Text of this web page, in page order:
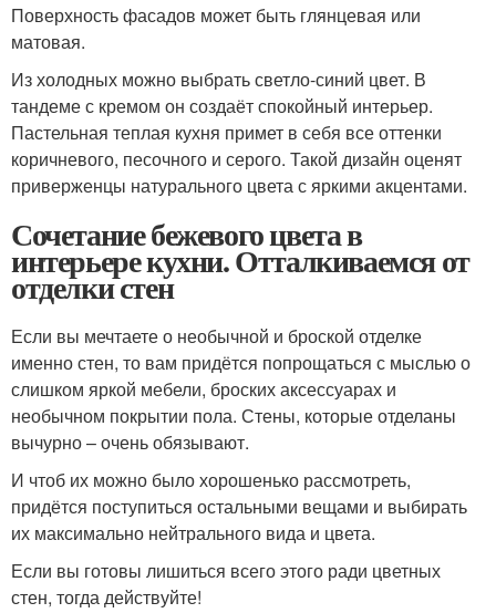
Поверхность фасадов может быть глянцевая или
матовая.
Из холодных можно выбрать светло-синий цвет. В
тандеме с кремом он создаёт спокойный интерьер.
Пастельная теплая кухня примет в себя все оттенки
коричневого, песочного и серого. Такой дизайн оценят
приверженцы натурального цвета с яркими акцентами.
Сочетание бежевого цвета в
интерьере кухни. Отталкиваемся от
отделки стен
Если вы мечтаете о необычной и броской отделке
именно стен, то вам придётся попрощаться с мыслью о
слишком яркой мебели, броских аксессуарах и
необычном покрытии пола. Стены, которые отделаны
вычурно – очень обязывают.
И чтоб их можно было хорошенько рассмотреть,
придётся поступиться остальными вещами и выбирать
их максимально нейтрального вида и цвета.
Если вы готовы лишиться всего этого ради цветных
стен, тогда действуйте!